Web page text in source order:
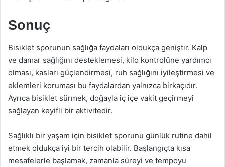
Sonuç
Bisiklet sporunun sağlığa faydaları oldukça geniştir. Kalp
ve damar sağlığını desteklemesi, kilo kontrolüne yardımcı
olması, kasları güçlendirmesi, ruh sağlığını iyileştirmesi ve
eklemleri koruması bu faydalardan yalnızca birkaçıdır.
Ayrıca bisiklet sürmek, doğayla iç içe vakit geçirmeyi
sağlayan keyifli bir aktivitedir.
Sağlıklı bir yaşam için bisiklet sporunu günlük rutine dahil
etmek oldukça iyi bir tercih olabilir. Başlangıçta kısa
mesafelerle başlamak, zamanla süreyi ve tempoyu